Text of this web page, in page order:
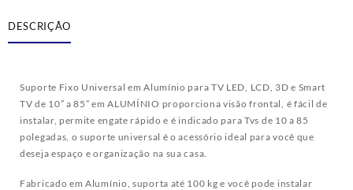
DESCRIÇÃO
Suporte Fixo Universal em Alumínio para TV LED, LCD, 3D e Smart
TV de 10” a 85” em ALUMÍNIO proporciona visão frontal, é fácil de
instalar, permite engate rápido e é indicado para Tvs de 10 a 85
polegadas, o suporte universal é o acessório ideal para você que
deseja espaço e organização na sua casa.
Fabricado em Alumínio, suporta até 100 kg e você pode instalar